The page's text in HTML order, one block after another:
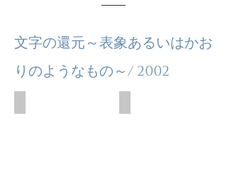
文字の還元～表象あるいはかお
りのようなもの～/ 2002